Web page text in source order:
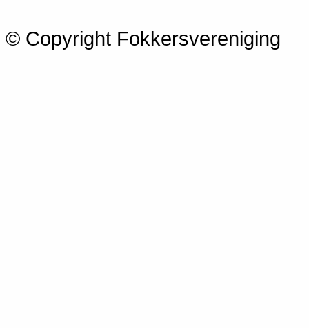
© Copyright Fokkersvereniging